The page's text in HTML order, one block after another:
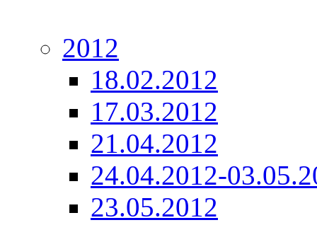
2012
18.02.2012
17.03.2012
21.04.2012
24.04.2012-
23.05.2012